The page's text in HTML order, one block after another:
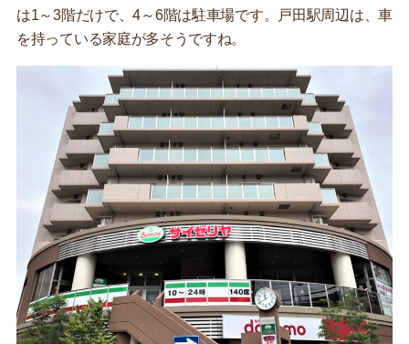
は1～3階だけで、4～6階は駐車場です。戸田駅周辺は、車
を持っている家庭が多そうですね。